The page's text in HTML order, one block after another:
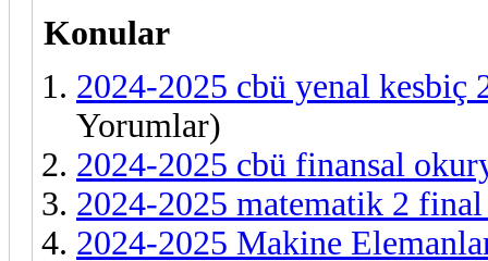
Konular
2024-2025 cbü yenal
Yorumlar)
2024-2025 cbü finansal
2024-2025 matematik 2 final
2024-2025 Makine